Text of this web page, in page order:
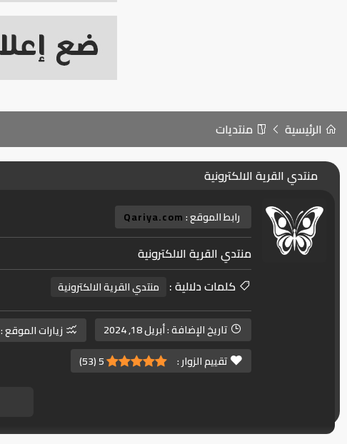
الرئيسية منتديات
منتدي القرية الالكترونية
رابط الموقع :Qariya.com
منتدي القرية الالكترونية
كلمات دلالية :
منتدي القرية الالكترونية
تاريخ الإضافة :أبريل 18, 2024 زيارات الموقع :
تقييم الزوار :
5
(
53
)